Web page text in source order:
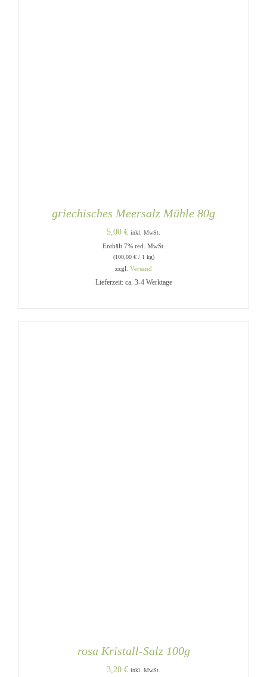
griechisches Meersalz Mühle 80g
5,00 € inkl. MwSt.
Enthält 7% red. MwSt.
(100,00 €/ 1 kg)
zzgl. Versand
Lieferzeit: ca. 3-4 Werktage
rosa Kristall-Salz 100g
3,20 € inkl. MwSt.